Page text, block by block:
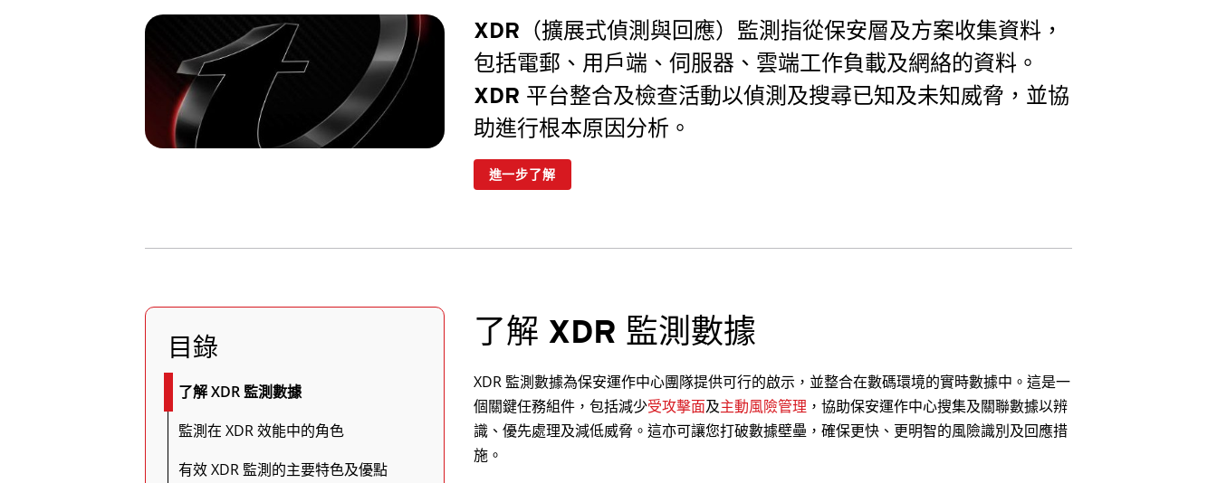
XDR（擴展式偵測與回應）監測指從保安層及方案收集資料，
包括電郵、用戶端、伺服器、雲端工作負載及網絡的資料。
XDR 平台整合及檢查活動以偵測及搜尋已知及未知威脅，並協
助進行根本原因分析。
進一步了解
目錄
了解 XDR 監測數據
監測在 XDR 效能中的角色
有效 XDR 監測的主要特色及優點
了解 XDR 監測數據
XDR 監測數據為保安運作中心團隊提供可行的啟示，並整合在數碼環境的實時數據中。這是一
個關鍵任務組件，包括減少受攻擊面及主動風險管理 ，協助保安運作中心搜集及關聯數據以辨
識、優先處理及減低威脅。這亦可讓您打破數據壁壘，確保更快、更明智的風險識別及回應措
施。